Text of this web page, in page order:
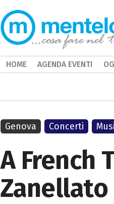
A French
Zanellato
Genova Concerti
HOME AGENDA EVENTI